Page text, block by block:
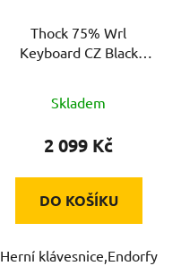
Thock 75% Wrl
Keyboard CZ Black
Skladem
2 099 Kč
DO KOŠÍKU
Herní klávesnice,Endorfy